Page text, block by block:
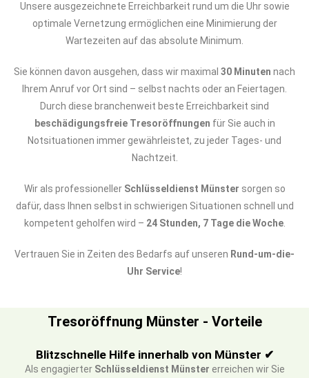
Unsere ausgezeichnete Erreichbarkeit rund um die Uhr sowie
optimale Vernetzung ermöglichen eine Minimierung der
Wartezeiten auf das absolute Minimum.
Sie können davon ausgehen, dass wir maximal 30 Minuten nach
Ihrem Anruf vor Ort sind – selbst nachts oder an Feiertagen.
Durch diese branchenweit beste Erreichbarkeit sind
beschädigungsfreie Tresoröffnungen für Sie auch in
Notsituationen immer gewährleistet, zu jeder Tages- und
Nachtzeit.
Wir als professioneller Schlüsseldienst Münster sorgen so
dafür, dass Ihnen selbst in schwierigen Situationen schnell und
kompetent geholfen wird – 24 Stunden, 7 Tage die Woche.
Vertrauen Sie in Zeiten des Bedarfs auf unseren Rund-um-die-
Uhr Service!
Tresoröffnung Münster - Vorteile
Blitzschnelle Hilfe innerhalb von Münster ✔
Als engagierter Schlüsseldienst Münster erreichen wir Sie